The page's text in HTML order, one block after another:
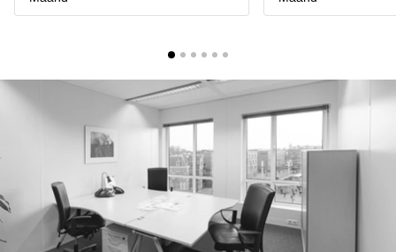
Westpoort
Den
Haag
Coworking
space